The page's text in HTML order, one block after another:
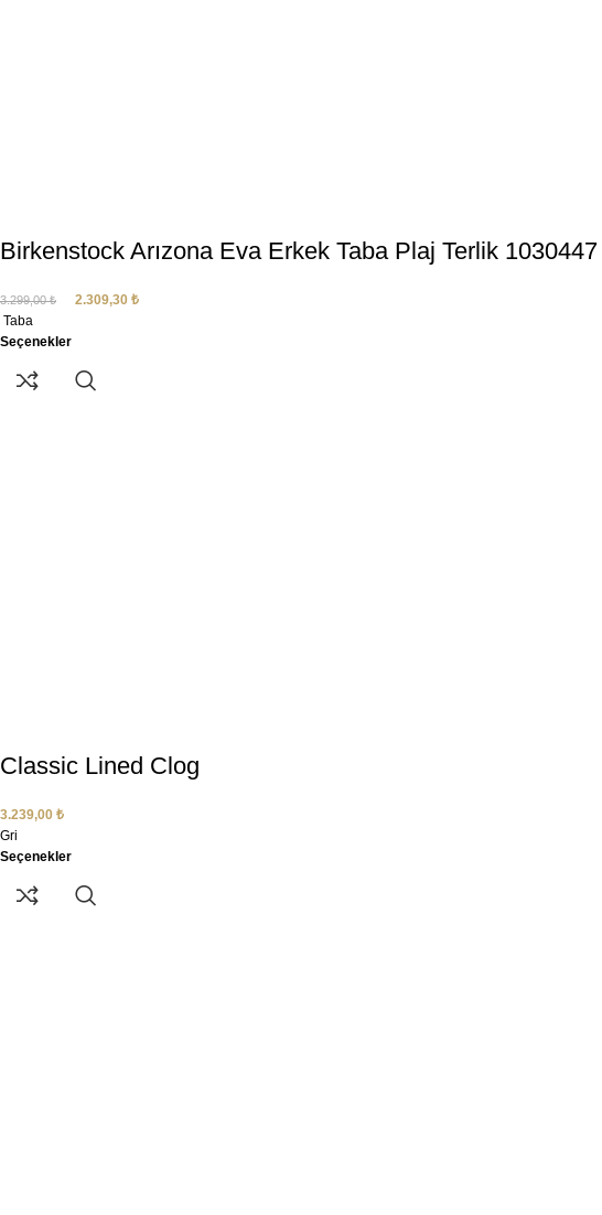
Birkenstock Arızona Eva Erkek Taba Plaj Terlik 1030447
3.299,00₺ 2.309,30 ₺
Taba
Seçenekler
Classic Lined Clog
3.239,00 ₺
Gri
Seçenekler